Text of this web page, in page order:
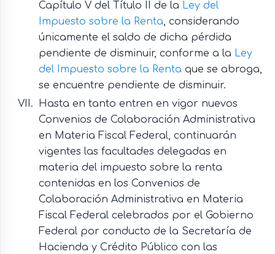
Capítulo V del Título II de la Ley del
Impuesto sobre la Renta, considerando
únicamente el saldo de dicha pérdida
pendiente de disminuir, conforme a la Ley
del Impuesto sobre la Renta que se abroga,
se encuentre pendiente de disminuir.
Hasta en tanto entren en vigor nuevos
Convenios de Colaboración Administrativa
en Materia Fiscal Federal, continuarán
vigentes las facultades delegadas en
materia del impuesto sobre la renta
contenidas en los Convenios de
Colaboración Administrativa en Materia
Fiscal Federal celebrados por el Gobierno
Federal por conducto de la Secretaría de
Hacienda y Crédito Público con las